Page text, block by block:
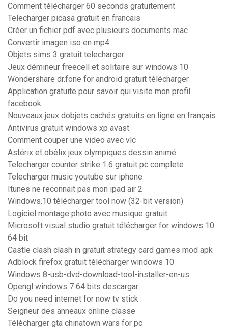
Comment télécharger 60 seconds gratuitement
Telecharger picasa gratuit en francais
Créer un fichier pdf avec plusieurs documents mac
Convertir imagen iso en mp4
Objets sims 3 gratuit telecharger
Jeux démineur freecell et solitaire sur windows 10
Wondershare dr.fone for android gratuit télécharger
Application gratuite pour savoir qui visite mon profil
facebook
Nouveaux jeux dobjets cachés gratuits en ligne en français
Antivirus gratuit windows xp avast
Comment couper une video avec vlc
Astérix et obélix jeux olympiques dessin animé
Telecharger counter strike 1.6 gratuit pc complete
Telecharger music youtube sur iphone
Itunes ne reconnait pas mon ipad air 2
Windows.10 télécharger tool now (32-bit version)
Logiciel montage photo avec musique gratuit
Microsoft visual studio gratuit télécharger for windows 10
64 bit
Castle clash clash in gratuit strategy card games mod apk
Adblock firefox gratuit télécharger windows 10
Windows 8-usb-dvd-download-tool-installer-en-us
Opengl windows 7 64 bits descargar
Do you need internet for now tv stick
Seigneur des anneaux online classe
Télécharger gta chinatown wars for pc